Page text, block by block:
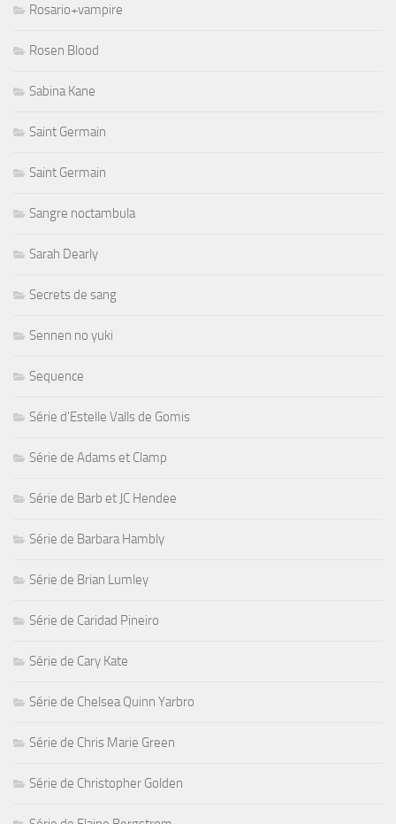
Rosario+vampire
Rosen Blood
Sabina Kane
Saint Germain
Saint Germain
Sangre noctambula
Sarah Dearly
Secrets de sang
Sennen no yuki
Sequence
Série d'Estelle Valls de Gomis
Série de Adams et Clamp
Série de Barb et JC Hendee
Série de Barbara Hambly
Série de Brian Lumley
Série de Caridad Pineiro
Série de Cary Kate
Série de Chelsea Quinn Yarbro
Série de Chris Marie Green
Série de Christopher Golden